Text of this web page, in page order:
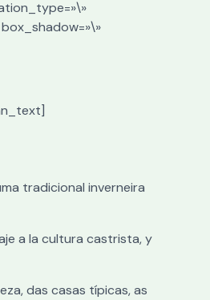
tradicional inverneira
a la cultura castrista, y
das casas típicas, as